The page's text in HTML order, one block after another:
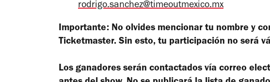
rodrigo.sanchez@timeoutmexico.mx
Importante: No olvides mencionar tu nombre y
Ticketmaster. Sin esto, tu participación no será
Los ganadores serán contactados vía correo